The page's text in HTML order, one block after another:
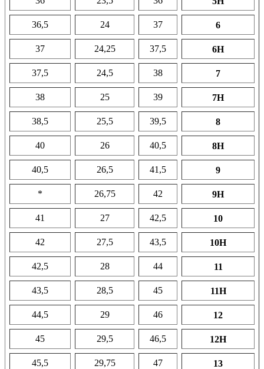
36,5 24 37 6
37 24,25 37,5 6H
37,5 24,5 38 7
38 25 39 7H
38,5 25,5 39,5 8
40 26 40,5 8H
40,5 26,5 41,5 9
* 26,75 42 9H
41 27 42,5 10
42 27,5 43,5 10H
42,5 28 44 11
43,5 28,5 45 11H
44,5 29 46 12
45 29,5 46,5 12H
45,5 29,75 47 13